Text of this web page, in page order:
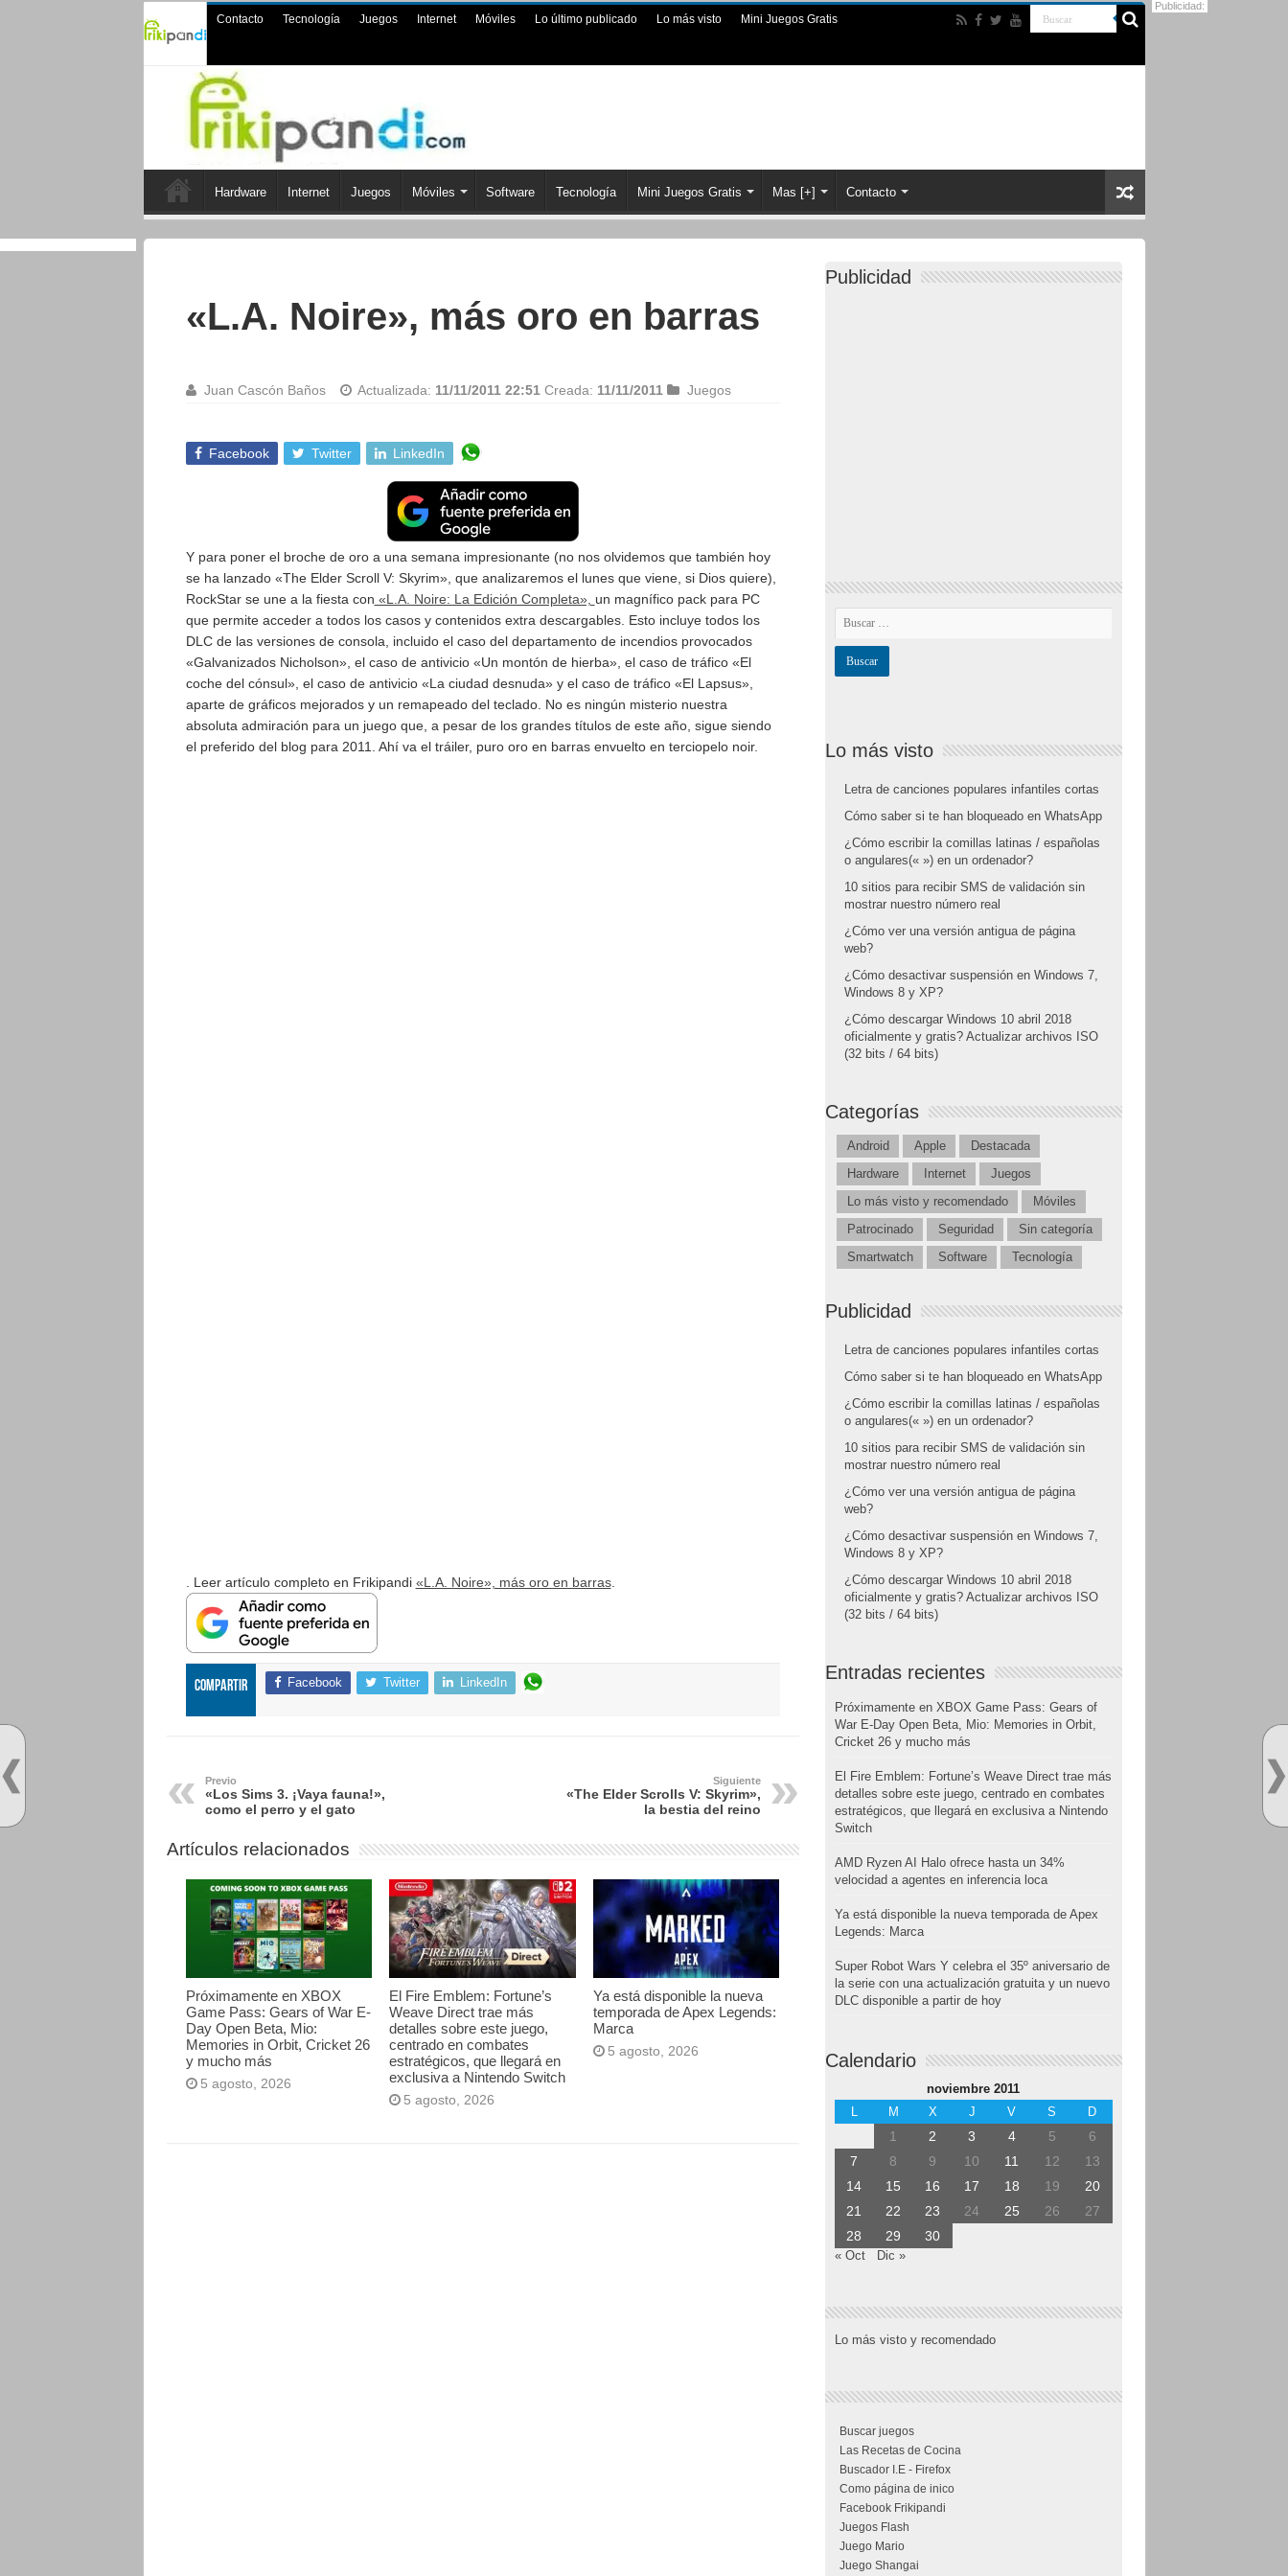
Contacto Tecnología Juegos Internet Móviles Lo último publicado Lo más visto Mini Juegos Gratis
Hardware Internet Juegos Móviles Software Tecnología Mini Juegos Gratis Mas [+] Contacto
«L.A. Noire», más oro en barras
Juan Cascón Baños Actualizada: 11/11/2011 22:51 Creada: 11/11/2011 Juegos
Facebook Twitter LinkedIn
Y para poner el broche de oro a una semana impresionante (no nos olvidemos que también hoy
se ha lanzado «The Elder Scroll V: Skyrim», que analizaremos el lunes que viene, si Dios quiere),
RockStar se une a la fiesta con «L.A. Noire: La Edición Completa», un magnífico pack para PC
que permite acceder a todos los casos y contenidos extra descargables. Esto incluye todos los
DLC de las versiones de consola, incluido el caso del departamento de incendios provocados
«Galvanizados Nicholson», el caso de antivicio «Un montón de hierba», el caso de tráfico «El
coche del cónsul», el caso de antivicio «La ciudad desnuda» y el caso de tráfico «El Lapsus»,
aparte de gráficos mejorados y un remapeado del teclado. No es ningún misterio nuestra
absoluta admiración para un juego que, a pesar de los grandes títulos de este año, sigue siendo
el preferido del blog para 2011. Ahí va el tráiler, puro oro en barras envuelto en terciopelo noir.
. Leer artículo completo en Frikipandi «L.A. Noire», más oro en barras.
Compartir Facebook Twitter LinkedIn
Previo
«Los Sims 3. ¡Vaya fauna!»,
como el perro y el gato
Siguiente
«The Elder Scrolls V: Skyrim»,
la bestia del reino
Artículos relacionados
Próximamente en XBOX
Game Pass: Gears of War E-
Day Open Beta, Mio:
Memories in Orbit, Cricket 26
y mucho más
5 agosto, 2026
El Fire Emblem: Fortune’s
Weave Direct trae más
detalles sobre este juego,
centrado en combates
estratégicos, que llegará en
exclusiva a Nintendo Switch
5 agosto, 2026
Ya está disponible la nueva
temporada de Apex Legends:
Marca
5 agosto, 2026
Publicidad
Lo más visto
Letra de canciones populares infantiles cortas
Cómo saber si te han bloqueado en WhatsApp
¿Cómo escribir la comillas latinas / españolas
o angulares(« ») en un ordenador?
10 sitios para recibir SMS de validación sin
mostrar nuestro número real
¿Cómo ver una versión antigua de página
web?
¿Cómo desactivar suspensión en Windows 7,
Windows 8 y XP?
¿Cómo descargar Windows 10 abril 2018
oficialmente y gratis? Actualizar archivos ISO
(32 bits / 64 bits)
Categorías
Android Apple
Destacada
Hardware
Internet
Juegos
Lo más visto y recomendado
Móviles
Patrocinado
Seguridad
Sin categoría
Smartwatch
Software Tecnología
Publicidad
Letra de canciones populares infantiles cortas
Cómo saber si te han bloqueado en WhatsApp
¿Cómo escribir la comillas latinas / españolas
o angulares(« ») en un ordenador?
10 sitios para recibir SMS de validación sin
mostrar nuestro número real
¿Cómo ver una versión antigua de página
web?
¿Cómo desactivar suspensión en Windows 7,
Windows 8 y XP?
¿Cómo descargar Windows 10 abril 2018
oficialmente y gratis? Actualizar archivos ISO
(32 bits / 64 bits)
Entradas recientes
Próximamente en XBOX Game Pass: Gears of
War E-Day Open Beta, Mio: Memories in Orbit,
Cricket 26 y mucho más
El Fire Emblem: Fortune’s Weave Direct trae más
detalles sobre este juego, centrado en combates
estratégicos, que llegará en exclusiva a Nintendo
Switch
AMD Ryzen AI Halo ofrece hasta un 34%
velocidad a agentes en inferencia loca
Ya está disponible la nueva temporada de Apex
Legends: Marca
Super Robot Wars Y celebra el 35º aniversario de
la serie con una actualización gratuita y un nuevo
DLC disponible a partir de hoy
Calendario
noviembre 2011
L
M X J V S D
1 2 3 4 5
6
7
8 9 10 11 12
13
14
15 16 17 18 19
20
21
22 23 24 25 26
27
28
29 30
« Oct Dic »
Lo más visto y recomendado
Buscar juegos
Las Recetas de Cocina
Buscador I.E - Firefox
Como página de inico
Facebook Frikipandi
Juegos Flash
Juego Mario
Juego Shangai
Publicidad: